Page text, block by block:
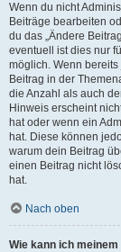
Wenn du nicht
Beiträge bearbeiten
du das „Ändere
eventuell ist dies nur
möglich. Wenn
Beitrag in der
die Anzahl als auch
Hinweis erscheint
hat oder wenn ein
hat. Diese können
warum dein Beitrag
einen Beitrag nicht
hat.
Nach oben
Wie kann ich